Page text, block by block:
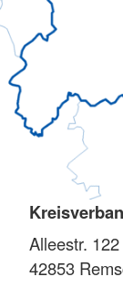
Alleestr.
42853